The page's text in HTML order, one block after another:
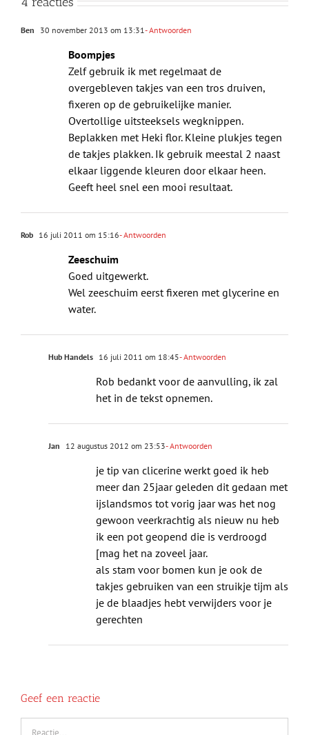
Ben 30 november 2013 om 13:31- Antwoorden
Boompjes
Zelf gebruik ik met regelmaat de
overgebleven takjes van een tros druiven,
fixeren op de gebruikelijke manier.
Overtollige uitsteeksels wegknippen.
Beplakken met Heki flor. Kleine plukjes tegen
de takjes plakken. Ik gebruik meestal 2 naast
elkaar liggende kleuren door elkaar heen.
Geeft heel snel een mooi resultaat.
Rob 16 juli 2011 om 15:16- Antwoorden
Zeeschuim
Goed uitgewerkt.
Wel zeeschuim eerst fixeren met glycerine en
water.
Hub Handels 16 juli 2011 om 18:45- Antwoorden
Rob bedankt voor de aanvulling, ik zal
het in de tekst opnemen.
Jan 12 augustus 2012 om 23:53- Antwoorden
je tip van clicerine werkt goed ik heb
meer dan 25jaar geleden dit gedaan met
ijslandsmos tot vorig jaar was het nog
gewoon veerkrachtig als nieuw nu heb
ik een pot geopend die is verdroogd
[mag het na zoveel jaar.
als stam voor bomen kun je ook de
takjes gebruiken van een struikje tijm als
je de blaadjes hebt verwijders voor je
gerechten
Geef een reactie